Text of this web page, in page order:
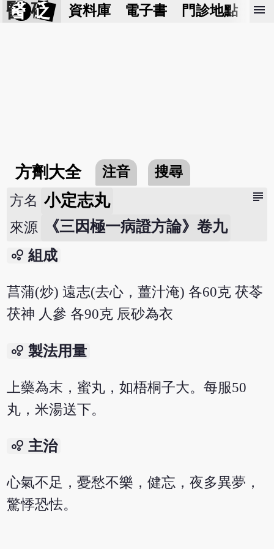
醫 砭 資料庫 電子書 門診地點 預
menu
方劑大全 注音 搜尋
subject
方名 小定志丸
來源 《三因極一病證方論》卷九
bubble_chart 組成
菖蒲(炒) 遠志(去心，薑汁淹) 各60克 茯苓
茯神 人參 各90克 辰砂為衣
bubble_chart 製法用量
上藥為末，蜜丸，如梧桐子大。每服50
丸，米湯送下。
bubble_chart 主治
心氣不足，憂愁不樂，健忘，夜多異夢，
驚悸恐怯。